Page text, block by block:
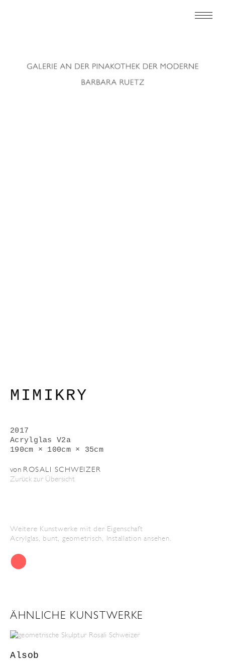
MIMIKRY
2017
Acrylglas V2a
190cm × 100cm × 35cm
von ROSALI SCHWEIZER
Zurück zur Übersicht
Weitere Kunstwerke mit der Eigenschaft
Acrylglas, bunt, geometrisch, Installation ansehen.
⬤
ÄHNLICHE KUNSTWERKE
Alsob